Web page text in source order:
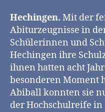
Hechingen. Mit der
Abiturzeugnisse in
Schülerinnen und
Hechingen ihre
ihnen hatten acht
besonderen Moment
Abiball konnten sie
der Hochschulreife